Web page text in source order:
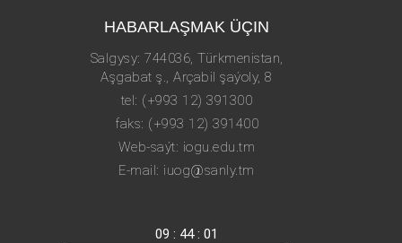
HABARLAŞMAK ÜÇIN
Salgysy: 744036, Türkmenistan,
Aşgabat ş., Arçabil şaýoly, 8
tel: (+993 12) 391300
faks: (+993 12) 391400
Web-saýt: iogu.edu.tm
E-mail: iuog@sanly.tm
09 : 44: 06